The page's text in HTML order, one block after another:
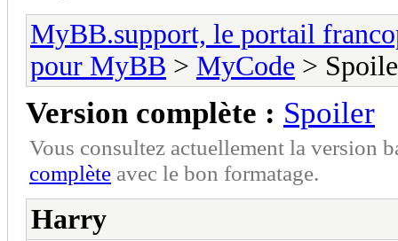
MyBB.support, le portail
pour MyBB > MyCode >
Version complète : Spoiler
Vous consultez actuellement la version
complète avec le bon formatage.
Harry